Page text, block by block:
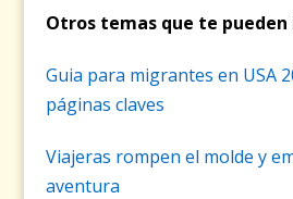
Otros temas que te
Guia para migrantes en USA
páginas claves
Viajeras rompen el molde y
aventura